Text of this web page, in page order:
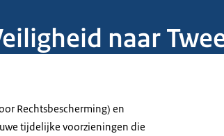
naar
Rechtsbescherming) en
tijdelijke voorzieningen die